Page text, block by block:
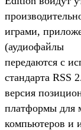
играми,
(аудиофайлы
передаются с
стандарта RSS
версия
платформы для
компьютеров и